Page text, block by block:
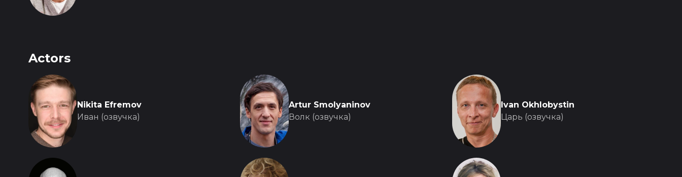
Actors
Nikita Efremov
Иван (озвучка)
Artur Smolyaninov
Волк (озвучка)
Ivan Okhlobystin
Царь (озвучка)